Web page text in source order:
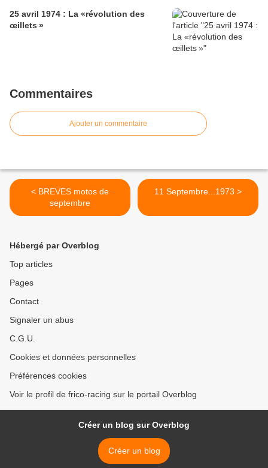
25 avril 1974 : La «révolution des
œillets »
Commentaires
Ajouter un commentaire
< BREVES motos de
septembre
11 Septembre...1973 >
Hébergé par Overblog
Top articles
Pages
Contact
Signaler un abus
C.G.U.
Cookies et données personnelles
Préférences cookies
Voir le profil de frico-racing sur le portail Overblog
Créer un blog sur Overblog
Créer un blog